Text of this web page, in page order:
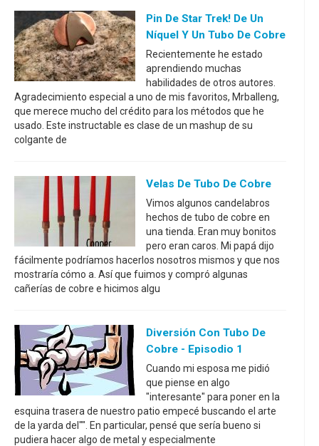
Pin De Star Trek! De Un
Níquel Y Un Tubo De Cobre
Recientemente he estado
aprendiendo muchas
habilidades de otros autores.
Agradecimiento especial a uno de mis favoritos, Mrballeng,
que merece mucho del crédito para los métodos que he
usado. Este instructable es clase de un mashup de su
colgante de
Velas De Tubo De Cobre
Vimos algunos candelabros
hechos de tubo de cobre en
una tienda. Eran muy bonitos
pero eran caros. Mi papá dijo
fácilmente podríamos hacerlos nosotros mismos y que nos
mostraría cómo a. Así que fuimos y compró algunas
cañerías de cobre e hicimos algu
Diversión Con Tubo De
Cobre - Episodio 1
Cuando mi esposa me pidió
que piense en algo
"interesante" para poner en la
esquina trasera de nuestro patio empecé buscando el arte
de la yarda del"". En particular, pensé que sería bueno si
pudiera hacer algo de metal y especialmente